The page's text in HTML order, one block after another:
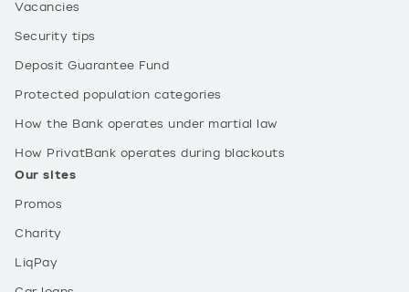
Vacancies
Security tips
Deposit Guarantee Fund
Protected population categories
How the Bank operates under martial law
How PrivatBank operates during blackouts
Our sites
Promos
Charity
LiqPay